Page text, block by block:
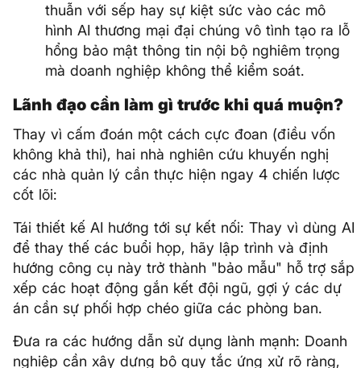
thuẫn với sếp hay sự kiệt sức vào các mô
hình AI thương mại đại chúng vô tình tạo ra lỗ
hổng bảo mật thông tin nội bộ nghiêm trọng
mà doanh nghiệp không thể kiểm soát.
Lãnh đạo cần làm gì trước khi quá muộn?
Thay vì cấm đoán một cách cực đoan (điều vốn
không khả thi), hai nhà nghiên cứu khuyến nghị
các nhà quản lý cần thực hiện ngay 4 chiến lược
cốt lõi:
Tái thiết kế AI hướng tới sự kết nối: Thay vì dùng AI
để thay thế các buổi họp, hãy lập trình và định
hướng công cụ này trở thành "bảo mẫu" hỗ trợ sắp
xếp các hoạt động gắn kết đội ngũ, gợi ý các dự
án cần sự phối hợp chéo giữa các phòng ban.
Đưa ra các hướng dẫn sử dụng lành mạnh: Doanh
nghiệp cần xây dựng bộ quy tắc ứng xử rõ ràng,